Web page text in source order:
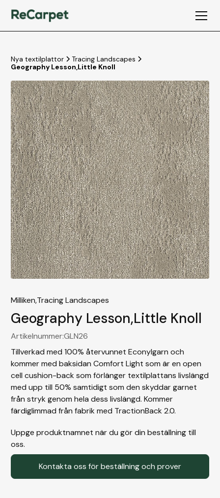
Nya textilplattor
Tracing Landscapes
Geography Lesson,Little Knoll
Milliken,Tracing Landscapes
Geography Lesson,Little Knoll
Artikelnummer:GLN26
Tillverkad med 100% återvunnet Econylgarn och
kommer med baksidan Comfort Light som är en open
cell cushion-back som förlänger textilplattans livslängd
med upp till 50% samtidigt som den skyddar garnet
från stryk genom hela dess livslängd. Kommer
färdiglimmad från fabrik med TractionBack 2.0.
Uppge produktnamnet när du gör din beställning till
oss.
Kontakta oss för beställning och prover